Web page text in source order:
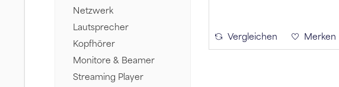
Netzwerk
Lautsprecher
Kopfhörer
Monitore & Beamer
Streaming Player
Vergleichen Merken